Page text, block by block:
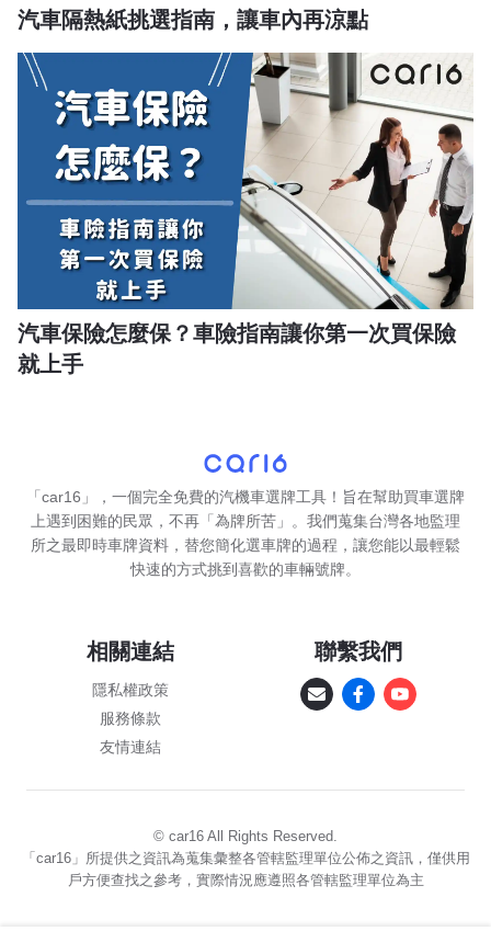
汽車隔熱紙挑選指南，讓車內再涼點
汽車保險怎麼保？車險指南讓你第一次買保險
就上手
「car16」，一個完全免費的汽機車選牌工具！旨在幫助買車選牌
上遇到困難的民眾，不再「為牌所苦」。我們蒐集台灣各地監理
所之最即時車牌資料，替您簡化選車牌的過程，讓您能以最輕鬆
快速的方式挑到喜歡的車輛號牌。
相關連結
隱私權政策
服務條款
友情連結
聯繫我們
© car16 All Rights Reserved.
「car16」所提供之資訊為蒐集彙整各管轄監理單位公佈之資訊，僅供用
戶方便查找之參考，實際情況應遵照各管轄監理單位為主